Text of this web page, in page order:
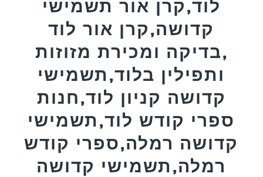
לוד,קרן אור תשמישי
קדושה,קרן אור לוד
,בדיקה ומכירת מזוזות
ותפילין בלוד,תשמישי
קדושה קניון לוד,חנות
ספרי קודש לוד,תשמישי
קדושה רמלה,ספרי קודש
רמלה,תשמישי קדושה